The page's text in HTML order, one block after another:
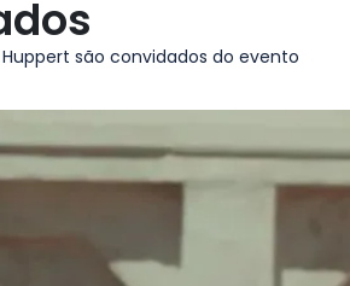
são convidados do evento